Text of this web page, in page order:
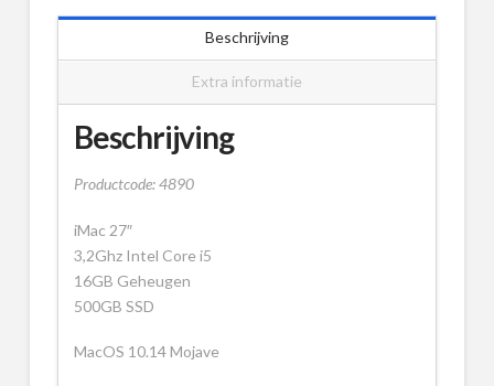
Beschrijving
Extra informatie
Beschrijving
Productcode: 4890
iMac 27″
3,2Ghz Intel Core i5
16GB Geheugen
500GB SSD
MacOS 10.14 Mojave